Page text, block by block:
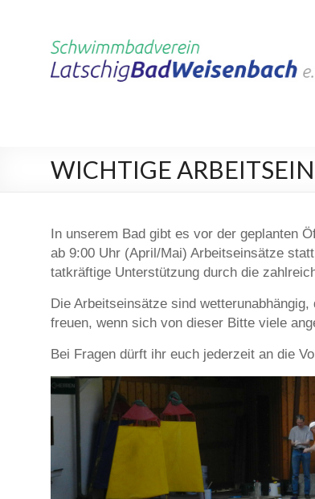
WICHTIGE
In unserem Bad gibt es vor der geplanten
ab 9:00 Uhr (April/Mai) Arbeitseinsätze
tatkräftige Unterstützung durch die
Die Arbeitseinsätze sind
freuen, wenn sich von dieser Bitte viele
Bei Fragen dürft ihr euch jederzeit an die